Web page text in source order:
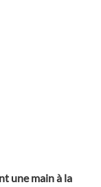
une main à la